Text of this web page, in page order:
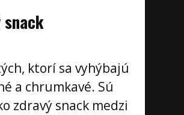
ktorí sa vyhýbajú
a chrumkavé. Sú
zdravý snack medzi